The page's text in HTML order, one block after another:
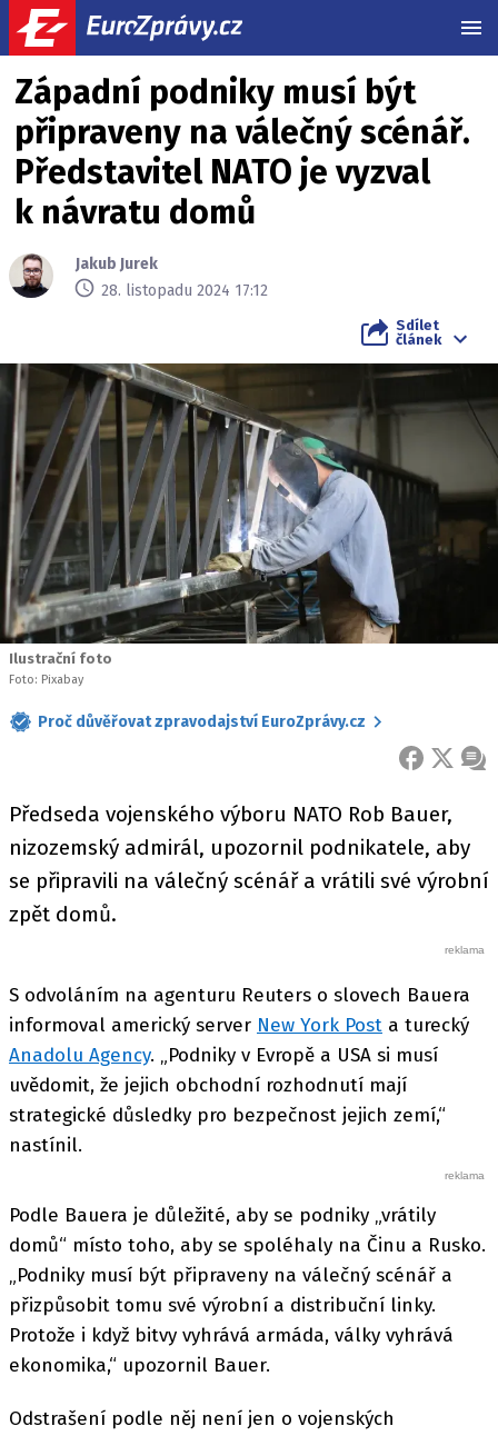
Západní podniky musí být
připraveny na válečný scénář.
Představitel NATO je vyzval
k návratu domů
Jakub Jurek
28. listopadu 2024 17:12
Sdílet
článek
Ilustrační foto
Foto: Pixabay
Proč důvěřovat zpravodajství EuroZprávy.cz
FACEBOOK
X
Předseda vojenského výboru NATO Rob Bauer,
nizozemský admirál, upozornil podnikatele, aby
se připravili na válečný scénář a vrátili své výrobní
zpět domů.
S odvoláním na agenturu Reuters o slovech Bauera
informoval americký server New York Post a turecký
Anadolu Agency. „Podniky v Evropě a USA si musí
uvědomit, že jejich obchodní rozhodnutí mají
strategické důsledky pro bezpečnost jejich zemí,“
nastínil.
Podle Bauera je důležité, aby se podniky „vrátily
domů“ místo toho, aby se spoléhaly na Činu a Rusko.
„Podniky musí být připraveny na válečný scénář a
přizpůsobit tomu své výrobní a distribuční linky.
Protože i když bitvy vyhrává armáda, války vyhrává
ekonomika,“ upozornil Bauer.
Odstrašení podle něj není jen o vojenských